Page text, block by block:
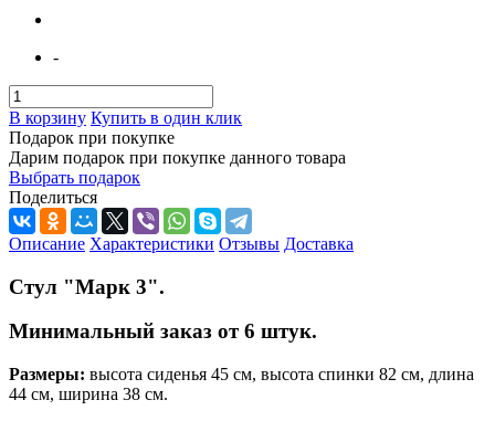
-
В корзину Купить в один клик
Подарок при покупке
Дарим подарок при покупке данного товара
Выбрать подарок
Поделиться
Описание Характеристики Отзывы Доставка
Стул "Марк 3".
Минимальный заказ от 6 штук.
Размеры: высота сиденья 45 см, высота спинки 82 см, длина
44 см, ширина 38 см.